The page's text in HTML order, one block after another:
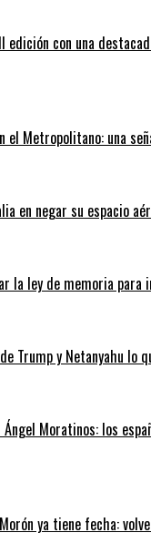
edición con una
el Metropolitano: una
en negar su espacio
la ley de memoria
Trump y Netanyahu
Moratinos: los
ya tiene fecha: